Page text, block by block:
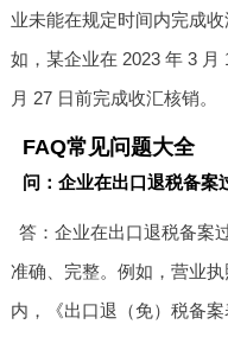
业未能在规定时间内完成
如，某企业在 2023 年 3
月 27 日前完成收汇核销。
FAQ常见问题大全
问：企业在出口退税备案
答：企业在出口退税备案
准确、完整。例如，营业
内，《出口退（免）税备